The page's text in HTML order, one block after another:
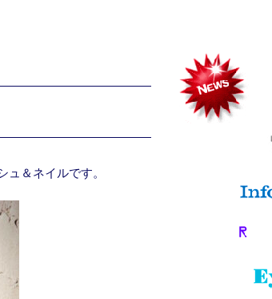
＆ネイルです。